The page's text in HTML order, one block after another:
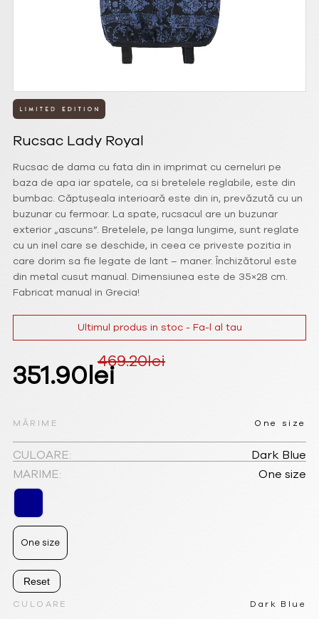
Rucsac Lady Royal
Rucsac de dama cu fata din in imprimat cu cerneluri pe
baza de apa iar spatele, ca si bretelele reglabile, este din
bumbac. Căptușeala interioară este din in, prevăzută cu un
buzunar cu fermoar. La spate, rucsacul are un buzunar
exterior „ascuns”. Bretelele, pe langa lungime, sunt reglate
cu un inel care se deschide, in ceea ce priveste pozitia in
care dorim sa fie legate de lant – maner. Închizătorul este
din metal cusut manual. Dimensiunea este de 35×28 cm.
Fabricat manual in Grecia!
469.20lei
Prețul
a
fost:
469.20lei.
351.90leiPrețul
351.90lei.
CULOARE Dark Blue
MĂRIME One size
CULOARE:
Dark Blue
MARIME:
One size
One size
Reset
Ultimul produs in stoc - Fa-l al tau